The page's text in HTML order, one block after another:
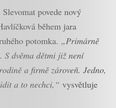
povede nový
během jara
potomka. „Primárně
S dvěma dětmi již není
a firmě zároveň. Jedno,
a to nechci,“ vysvětluje